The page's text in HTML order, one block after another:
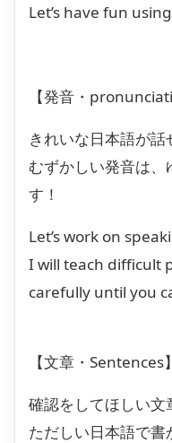
Let’s have fun
【発音・
きれいな日本語が話
むずかしい発音は、
す！
Let’s work on
I will teach difficult
carefully until you
【文章・Sentences】
確認をしてほしい文
ただしい日本語で書